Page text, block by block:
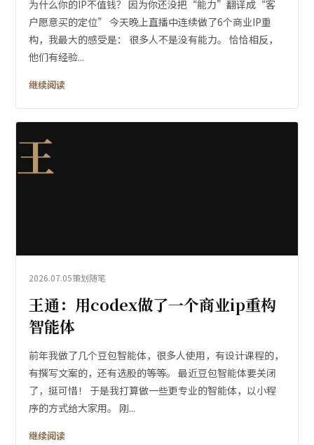
为什么你的IP不值钱？ 因为你还没把“能力”翻译成“客
户愿意买的定位” 今天晚上直播中连续做了6个商业IP重
构，我最大的感受是： 很多人不是没有能力。 恰恰相反，
他们有经验...
继续阅读
王
2026.07.05策划随笔
王通：用codex做了一个商业ip重构
智能体
前年我做了几个豆包智能体，很多人使用，有设计课程的，
有撰写文案的，还有选股的等等。 最近豆包智能体要关闭
了，挺可惜！ 于是我打算做一些更专业的智能体，以小程
序的方式给大家用。 刚...
继续阅读